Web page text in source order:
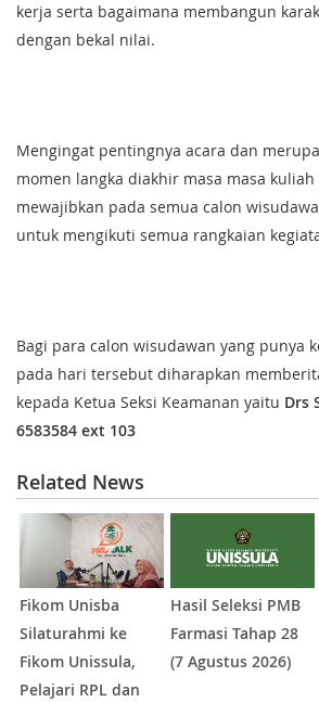
kerja serta bagaimana membangun
dengan bekal nilai.
Mengingat pentingnya acara dan
momen langka diakhir masa masa
mewajibkan pada semua calon
untuk mengikuti semua rangkaian
Bagi para calon wisudawan yang punya
pada hari tersebut diharapkan
kepada Ketua Seksi Keamanan yaitu Drs
6583584 ext 103
Related News
Fikom Unisba
Silaturahmi ke
Fikom Unissula,
Pelajari RPL dan
Hasil Seleksi PMB
Farmasi Tahap 28
(7 Agustus 2026)